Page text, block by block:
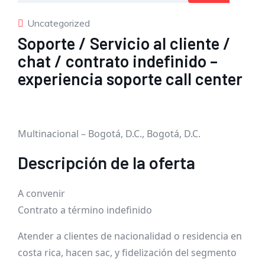
Uncategorized
Soporte / Servicio al cliente /
chat / contrato indefinido –
experiencia soporte call center
Multinacional – Bogotá, D.C., Bogotá, D.C.
Descripción de la oferta
A convenir
Contrato a término indefinido
Atender a clientes de nacionalidad o residencia en
costa rica, hacen sac, y fidelización del segmento